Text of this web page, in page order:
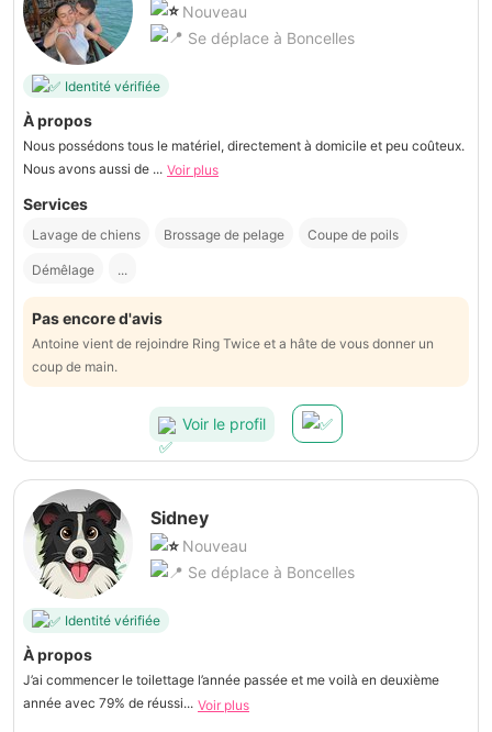
Nouveau
Se déplace à Boncelles
Identité vérifiée
À propos
Nous possédons tous le matériel, directement à domicile et peu coûteux.
Nous avons aussi de ... Voir plus
Services
Lavage de chiens Brossage de pelage Coupe de poils
Démêlage ...
Pas encore d'avis
Antoine vient de rejoindre Ring Twice et a hâte de vous donner un
coup de main.
Voir le profil
Sidney
Nouveau
Se déplace à Boncelles
Identité vérifiée
À propos
J’ai commencer le toilettage l’année passée et me voilà en deuxième
année avec 79% de réussi... Voir plus